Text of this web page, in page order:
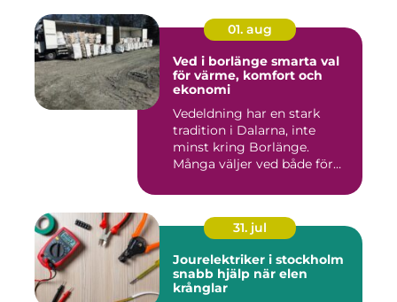
01. aug
Ved i borlänge smarta val
för värme, komfort och
ekonomi
Vedeldning har en stark
tradition i Dalarna, inte
minst kring Borlänge.
Många väljer ved både för
31. jul
Jourelektriker i stockholm
snabb hjälp när elen
krånglar